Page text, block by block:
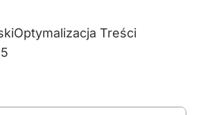
Optymalizacja Treści